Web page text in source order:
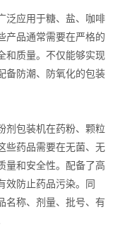
应用于糖、盐、咖啡
产品通常需要在严格的
和质量。不仅能够实现
备防潮、防氧化的包装
包装机在药粉、颗粒
些药品需要在无菌、无
量和安全性。配备了高
效防止药品污染。同
名称、剂量、批号、有